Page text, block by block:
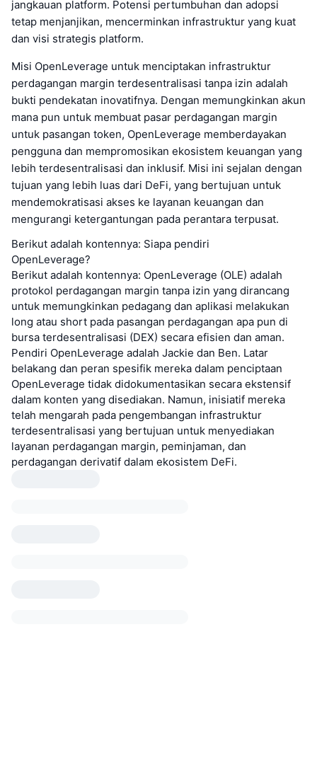
jangkauan platform. Potensi pertumbuhan dan adopsi
tetap menjanjikan, mencerminkan infrastruktur yang kuat
dan visi strategis platform.
Misi OpenLeverage untuk menciptakan infrastruktur
perdagangan margin terdesentralisasi tanpa izin adalah
bukti pendekatan inovatifnya. Dengan memungkinkan akun
mana pun untuk membuat pasar perdagangan margin
untuk pasangan token, OpenLeverage memberdayakan
pengguna dan mempromosikan ekosistem keuangan yang
lebih terdesentralisasi dan inklusif. Misi ini sejalan dengan
tujuan yang lebih luas dari DeFi, yang bertujuan untuk
mendemokratisasi akses ke layanan keuangan dan
mengurangi ketergantungan pada perantara terpusat.
Berikut adalah kontennya: Siapa pendiri
OpenLeverage?
Berikut adalah kontennya: OpenLeverage (OLE) adalah
protokol perdagangan margin tanpa izin yang dirancang
untuk memungkinkan pedagang dan aplikasi melakukan
long atau short pada pasangan perdagangan apa pun di
bursa terdesentralisasi (DEX) secara efisien dan aman.
Pendiri OpenLeverage adalah Jackie dan Ben. Latar
belakang dan peran spesifik mereka dalam penciptaan
OpenLeverage tidak didokumentasikan secara ekstensif
dalam konten yang disediakan. Namun, inisiatif mereka
telah mengarah pada pengembangan infrastruktur
terdesentralisasi yang bertujuan untuk menyediakan
layanan perdagangan margin, peminjaman, dan
perdagangan derivatif dalam ekosistem DeFi.